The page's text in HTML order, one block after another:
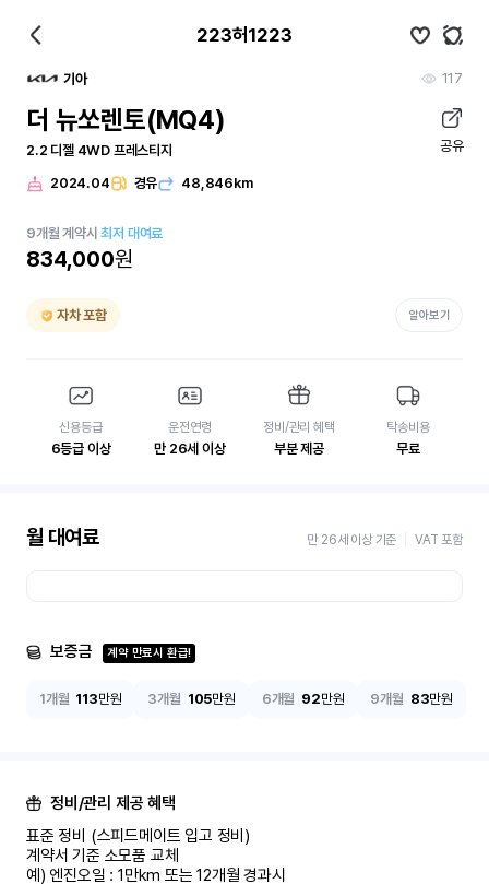
223허1223
기아 117
더 뉴쏘렌토(MQ4)
2.2 디젤 4WD 프레스티지 공유
2024.04 경유 48,846km
9개월 계약시최저 대여료
834,000원
자차 포함 알아보기
신용등급
6등급 이상
운전연령
만 26세 이상
정비/관리 혜택
부분 제공
탁송비용
무료
월 대여료 만 26세 이상 기준 VAT 포함
보증금 계약 만료시 환급!
1개월 113만원 3개월 105만원 6개월 92만원 9개월 83만원
정비/관리 제공 혜택
표준 정비 (스피드메이트 입고 정비)
계약서 기준 소모품 교체
예) 엔진오일 : 1만km 또는 12개월 경과시